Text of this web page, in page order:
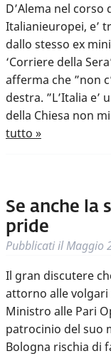
D’Alema nel
Italianieuropei, e’
dallo stesso ex
‘Corriere della
afferma che ”non
destra. ”L’Italia e’
della Chiesa non
tutto »
Se anche la
pride
Pubblicati ilMaggio
Il gran discutere
attorno alle
Ministro alle Pari
patrocinio del suo
Bologna rischia di